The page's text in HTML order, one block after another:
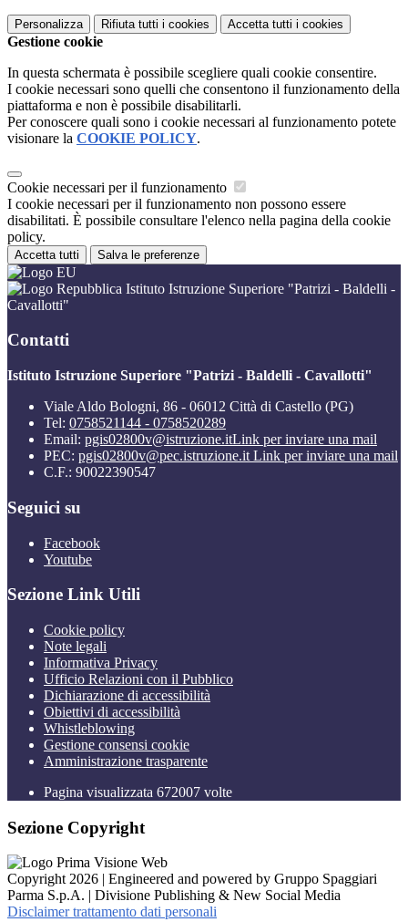
Personalizza Rifiuta tutti i cookies Accetta tutti i cookies
Gestione cookie
In questa schermata è possibile scegliere quali cookie consentire.
I cookie necessari sono quelli che consentono il funzionamento della
piattaforma e non è possibile disabilitarli.
Per conoscere quali sono i cookie necessari al funzionamento potete
visionare la COOKIE POLICY.
Cookie necessari per il funzionamento
I cookie necessari per il funzionamento non possono essere
disabilitati. È possibile consultare l'elenco nella pagina della cookie
policy.
Accetta tutti Salva le preferenze
Istituto Istruzione Superiore "Patrizi - Baldelli -
Cavallotti"
Contatti
Istituto Istruzione Superiore "Patrizi - Baldelli - Cavallotti"
Viale Aldo Bologni, 86 - 06012 Città di Castello (PG)
Tel: 0758521144 - 0758520289
Email: pgis02800v@istruzione.itLink per inviare una mail
PEC: pgis02800v@pec.istruzione.it Link per inviare una mail
C.F.: 90022390547
Seguici su
Facebook
Youtube
Sezione Link Utili
Cookie policy
Note legali
Informativa Privacy
Ufficio Relazioni con il Pubblico
Dichiarazione di accessibilità
Obiettivi di accessibilità
Whistleblowing
Gestione consensi cookie
Amministrazione trasparente
Pagina visualizzata 672007 volte
Sezione Copyright
Copyright 2026 | Engineered and powered by Gruppo Spaggiari
Parma S.p.A. | Divisione Publishing & New Social Media
Disclaimer trattamento dati personali